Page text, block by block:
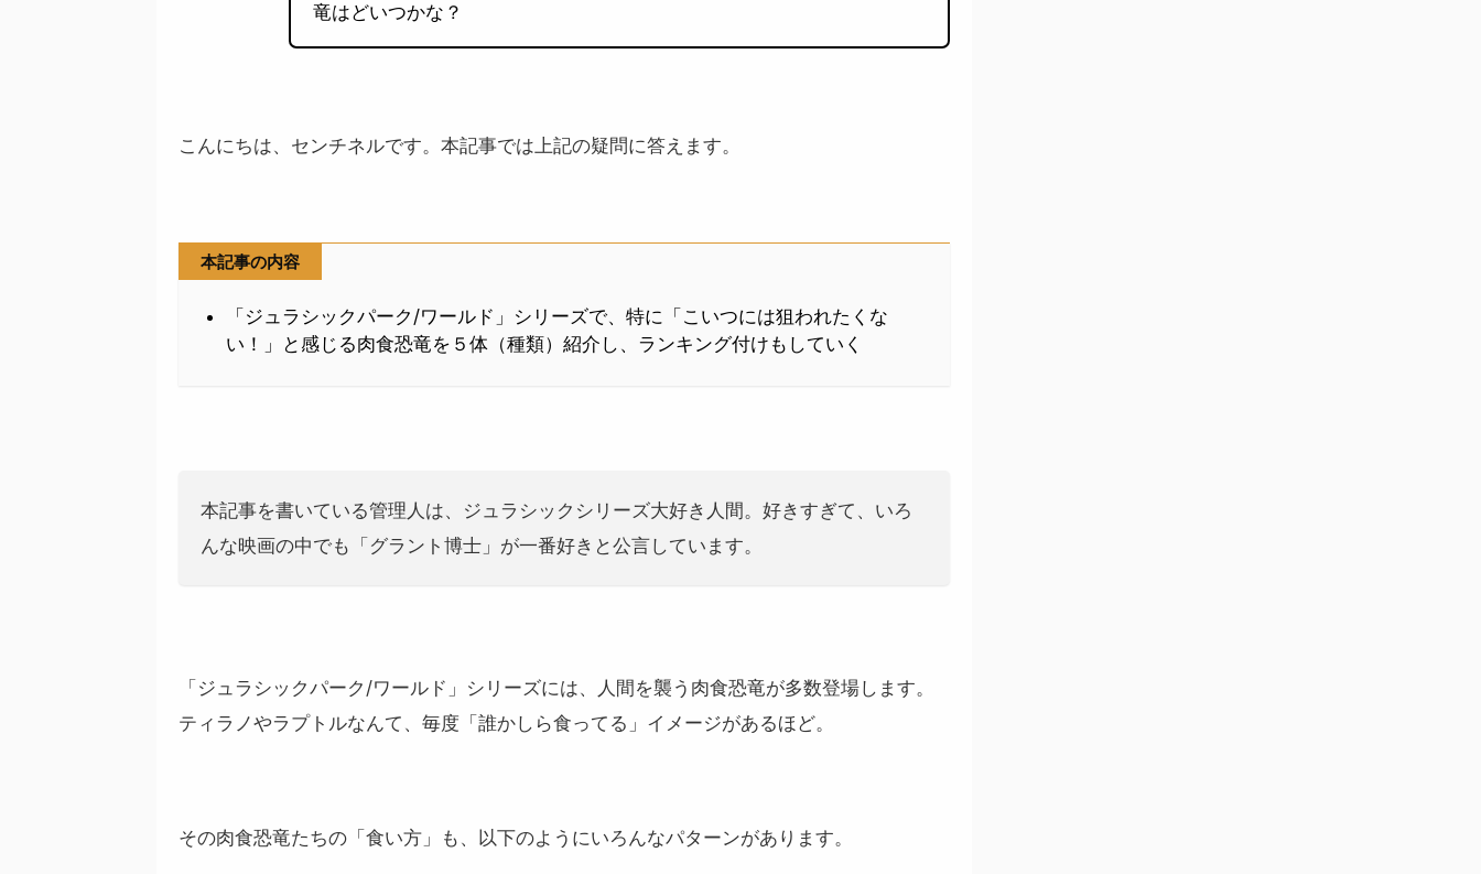
竜はどいつかな？
こんにちは、センチネルです。本記事では上記の疑問に答えます。
本記事の内容
「ジュラシックパーク/ワールド」シリーズで、特に「こいつには狙われたくな
い！」と感じる肉食恐竜を５体（種類）紹介し、ランキング付けもしていく
本記事を書いている管理人は、ジュラシックシリーズ大好き人間。好きすぎて、いろ
んな映画の中でも「グラント博士」が一番好きと公言しています。
「ジュラシックパーク/ワールド」シリーズには、人間を襲う肉食恐竜が多数登場します。
ティラノやラプトルなんて、毎度「誰かしら食ってる」イメージがあるほど。
その肉食恐竜たちの「食い方」も、以下のようにいろんなパターンがあります。